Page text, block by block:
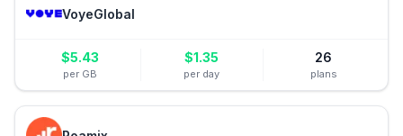
VoyeGlobal
$5.43
per GB
$1.35
per day
26
plans